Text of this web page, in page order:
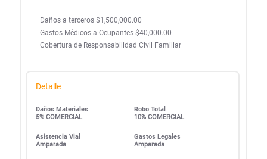
Daños a terceros $1,500,000.00
Gastos Médicos a Ocupantes $40,000.00
Cobertura de Responsabilidad Civil Familiar
Detalle
Daños Materiales
5% COMERCIAL
Robo Total
10% COMERCIAL
Asistencia Vial
Amparada
Gastos Legales
Amparada